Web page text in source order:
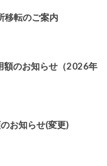
移転のご案内
額のお知らせ（2026年
お知らせ(変更)